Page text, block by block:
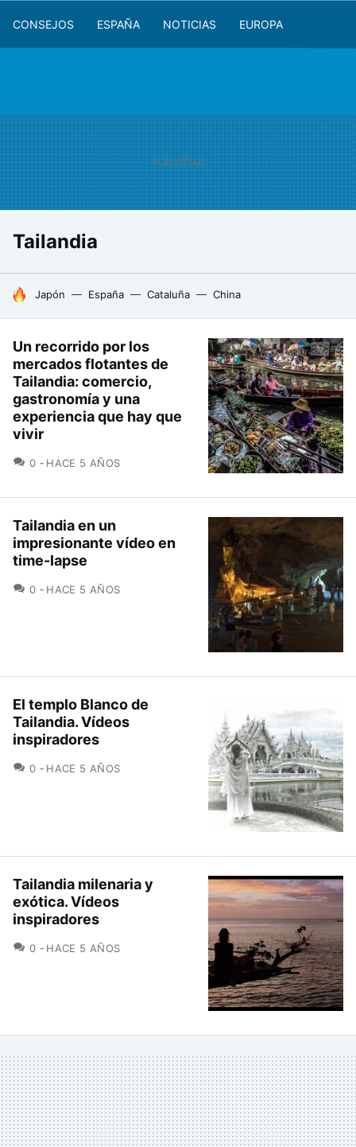
CONSEJOS ESPAÑA NOTICIAS EUROPA
Tailandia
HOY SE HABLA DE
Japón España Cataluña China
Un recorrido por los
mercados flotantes de
Tailandia: comercio,
gastronomía y una
experiencia que hay que
vivir
0 COMENTARIOS
HACE 5 AÑOS
Tailandia en un
impresionante vídeo en
time-lapse
0 COMENTARIOS
HACE 5 AÑOS
El templo Blanco de
Tailandia. Vídeos
inspiradores
0 COMENTARIOS
HACE 5 AÑOS
Tailandia milenaria y
exótica. Vídeos
inspiradores
0 COMENTARIOS
HACE 5 AÑOS